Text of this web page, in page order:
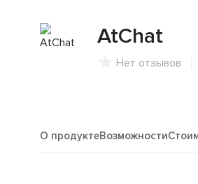
AtChat
Нет отзывов
О продуктеВозможности